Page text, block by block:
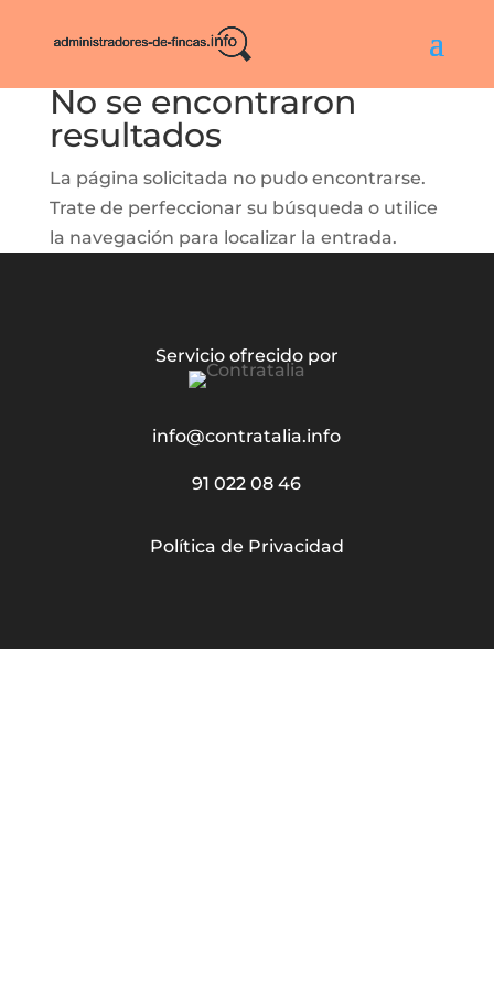
No se encontraron
resultados
La página solicitada no pudo encontrarse.
Trate de perfeccionar su búsqueda o utilice
la navegación para localizar la entrada.
Servicio ofrecido por
info@contratalia.info
91 022 08 46
Política de Privacidad